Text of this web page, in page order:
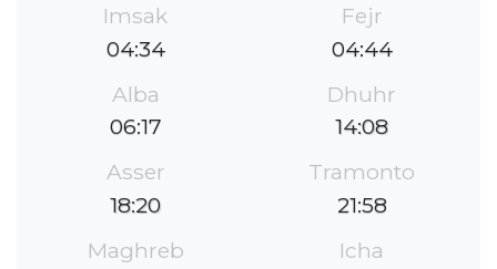
Imsak
04:34
Fejr
04:44
Alba
06:17
Dhuhr
14:08
Asser
18:20
Tramonto
21:58
Maghreb
Icha